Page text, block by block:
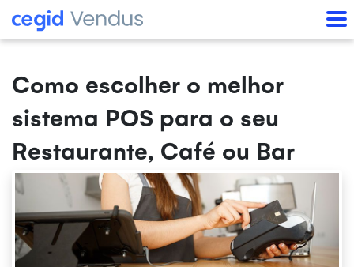
Como escolher o melhor
sistema POS para o seu
Restaurante, Café ou Bar